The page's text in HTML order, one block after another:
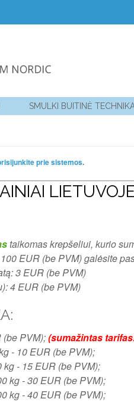
SMULKI BUITINĖ
prie sistemos.
taikomas krepšeliui, kurio
EUR (be PVM) galėsite
3 EUR (be PVM)
4 EUR (be PVM)
PVM);(sumažintas
- 10 EUR (be PVM);
- 15 EUR (be PVM);
kg - 30 EUR (be PVM);
kg - 40 EUR (be PVM);